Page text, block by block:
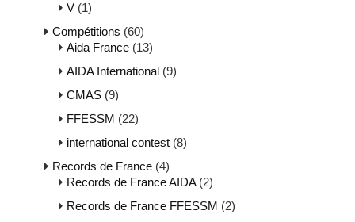
V (1)
Compétitions (60)
Aida France (13)
AIDA International (9)
CMAS (9)
FFESSM (22)
international contest (8)
Records de France (4)
Records de France AIDA(2)
Records de France FFESSM (2)